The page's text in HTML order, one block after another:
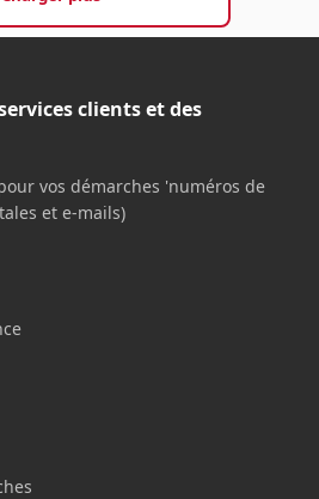
clients et des
vos démarches 'numéros de
et e-mails)